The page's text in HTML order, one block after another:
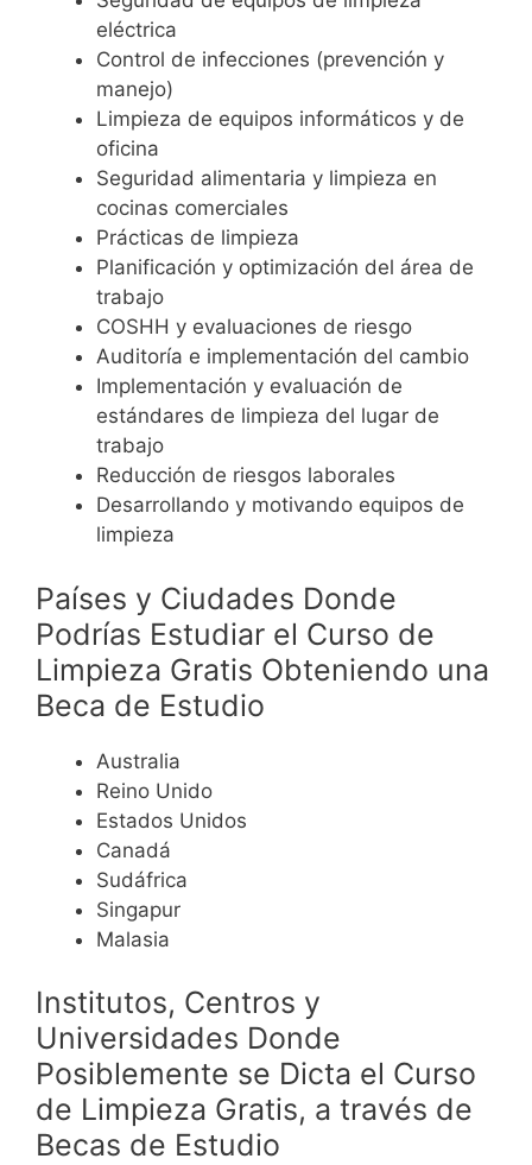
eléctrica
Control de infecciones (prevención y
manejo)
Limpieza de equipos informáticos y de
oficina
Seguridad alimentaria y limpieza en
cocinas comerciales
Prácticas de limpieza
Planificación y optimización del área de
trabajo
COSHH y evaluaciones de riesgo
Auditoría e implementación del cambio
Implementación y evaluación de
estándares de limpieza del lugar de
trabajo
Reducción de riesgos laborales
Desarrollando y motivando equipos de
limpieza
Países y Ciudades Donde
Podrías Estudiar el Curso de
Limpieza Gratis Obteniendo una
Beca de Estudio
Australia
Reino Unido
Estados Unidos
Canadá
Sudáfrica
Singapur
Malasia
Institutos, Centros y
Universidades Donde
Posiblemente se Dicta el Curso
de Limpieza Gratis, a través de
Becas de Estudio